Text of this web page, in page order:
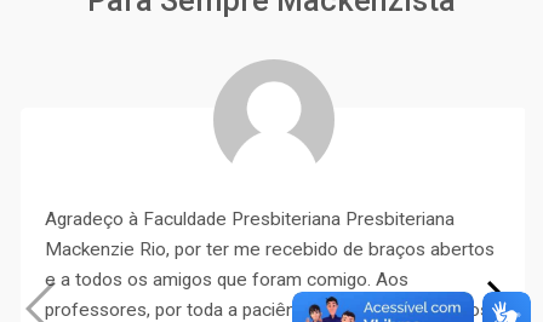
Agradeço à Faculdade Presbiteriana Presbiteriana
Mackenzie Rio, por ter me recebido de braços abertos
e a todos os amigos que foram comigo. Aos
professores, por toda a paciência e dedicação com os